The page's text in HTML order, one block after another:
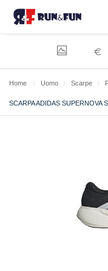
Home Uomo Scarpe
SCARPA ADIDAS SUPERNOVA
€